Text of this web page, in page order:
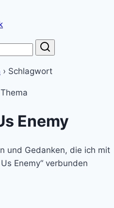
› Schlagwort
Enemy
und Gedanken, die ich mit
Enemy“ verbunden